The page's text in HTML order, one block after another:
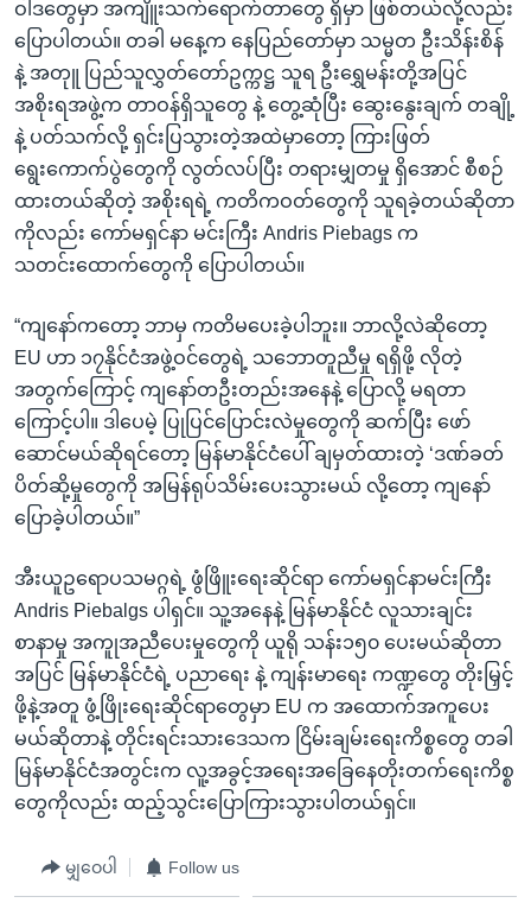
ဝါဒတွေမှာ အကျိူးသက်ရောက်တာတွေ ရှိမှာ ဖြစ်တယ်လို့လည်း
ပြောပါတယ်။ တခါ မနေ့က နေပြည်တော်မှာ သမ္မတ ဦးသိန်းစိန်
နဲ့ အတုူ ပြည်သူလွှတ်တော်ဥက္ကဋ္ဌ သူရ ဦးရွှေမန်းတို့အပြင်
အစိုးရအဖွဲ့က တာဝန်ရှိသူတွေ နဲ့ တွေ့ဆုံပြီး ဆွေးနွေးချက် တချို့
နဲ့ ပတ်သက်လို့ ရှင်းပြသွားတဲ့အထဲမှာတော့ ကြားဖြတ်
ရွေးကောက်ပွဲတွေကို လွတ်လပ်ပြီး တရားမျှတမှု ရှိအောင် စီစဉ်
ထားတယ်ဆိုတဲ့ အစိုးရရဲ့ ကတိကဝတ်တွေကို သူရခဲ့တယ်ဆိုတာ
ကိုလည်း ကော်မရှင်နာ မင်းကြီး Andris Piebags က
သတင်းထောက်တွေကို ပြောပါတယ်။
“ကျနော်ကတော့ ဘာမှ ကတိမပေးခဲ့ပါဘူး။ ဘာလို့လဲဆိုတော့
EU ဟာ ၁၇နိုင်ငံအဖွဲ့ဝင်တွေရဲ့ သဘောတူညီမှု ရရှိဖို့ လိုတဲ့
အတွက်ကြောင့် ကျနော်တဦးတည်းအနေနဲ့ ပြောလို့ မရတာ
ကြောင့်ပါ။ ဒါပေမဲ့ ပြုပြင်ပြောင်းလဲမှုတွေကို ဆက်ပြီး ဖော်
ဆောင်မယ်ဆိုရင်တော့ မြန်မာနိုင်ငံပေါ် ချမှတ်ထားတဲ့ ‘ဒဏ်ခတ်
ပိတ်ဆို့မှုတွေကို အမြန်ရုပ်သိမ်းပေးသွားမယ် လို့တော့ ကျနော်
ပြောခဲ့ပါတယ်။”
အီးယူဥရောပသမဂ္ဂရဲ့ ဖွံဖြိူးရေးဆိုင်ရာ ကော်မရှင်နာမင်းကြီး
Andris Piebalgs ပါရှင်။ သူ့အနေနဲ့ မြန်မာနိုင်ငံ လူသားချင်း
စာနာမှု အကူုအညီပေးမှုတွေကို ယူရို သန်း၁၅၀ ပေးမယ်ဆိုတာ
အပြင် မြန်မာနိုင်ငံရဲ့ ပညာရေး နဲ့ ကျန်းမာရေး ကဏ္ဍတွေ တိုးမြှင့်
ဖို့နဲ့အတူ ဖွံ့ဖြိုးရေးဆိုင်ရာတွေမှာ EU က အထောက်အကူပေး
မယ်ဆိုတာနဲ့ တိုင်းရင်းသားဒေသက ငြိမ်းချမ်းရေးကိစ္စတွေ တခါ
မြန်မာနိုင်ငံအတွင်းက လူ့အခွင့်အရေးအခြေနေတိုးတက်ရေးကိစ္စ
တွေကိုလည်း ထည့်သွင်းပြောကြားသွားပါတယ်ရှင်။
မျှဝေပါ Follow us